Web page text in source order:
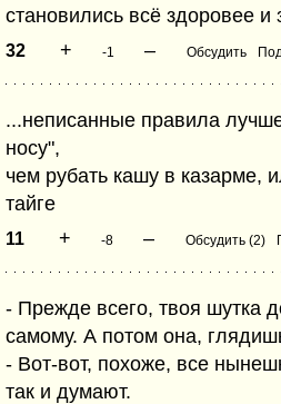
становились всё здоровее и
32 + -1 – Обсудить
...неписанные правила
носу",
чем рубать кашу в казарме,
тайге
11 + -8 – Обсудить (2)
- Прежде всего, твоя шутка
самому. А потом она,
- Вот-вот, похоже, все
так и думают.